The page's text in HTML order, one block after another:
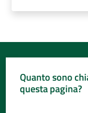
Quanto sono
questa pagina?